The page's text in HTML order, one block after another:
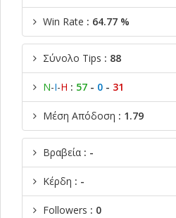
Win Rate : 64.77 %
Σύνολο Tips : 88
Ν-Ι-Η : 57 - 0 - 31
Μέση Απόδοση : 1.79
Βραβεία : -
Κέρδη : -
Followers : 0